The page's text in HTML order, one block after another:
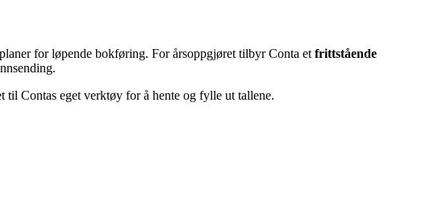
for løpende bokføring. For årsoppgjøret tilbyr Conta et frittstående
til Contas eget verktøy for å hente og fylle ut tallene.